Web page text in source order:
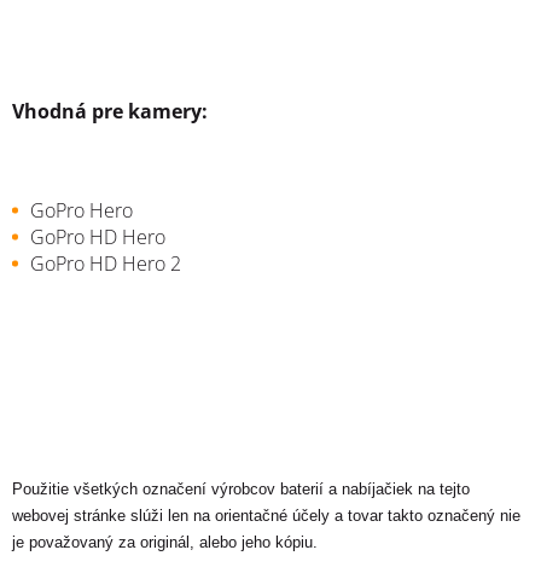
Vhodná pre kamery:
GoPro Hero
GoPro HD Hero
GoPro HD Hero 2
Použitie všetkých označení výrobcov baterií a nabíjačiek na tejto
webovej stránke slúži len na orientačné účely a tovar takto označený nie
je považovaný za originál, alebo jeho kópiu.